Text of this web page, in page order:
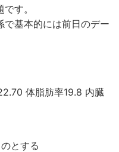
す。
で基本的には前日のデー
体脂肪率19.8 内臓
とする